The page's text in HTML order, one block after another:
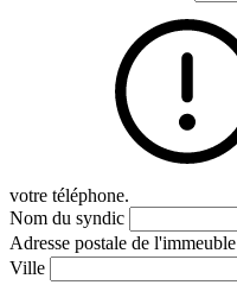
votre téléphone.
Nom du syndic
Adresse postale de l'immeuble
Ville